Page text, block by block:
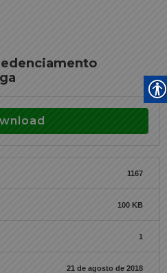
1167
100 KB
1
21 de agosto de 2018